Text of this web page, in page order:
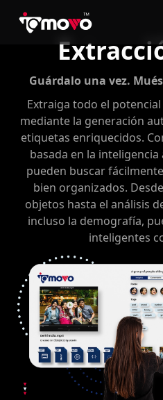
Guárdalo una vez.
Extraiga todo el
mediante la generación
etiquetas enriquecidos.
basada en la
pueden buscar
bien organizados.
objetos hasta el análisis
incluso la demografía,
inteligentes